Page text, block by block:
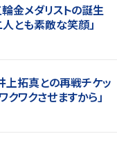
金メダリストの誕生
人とも素敵な笑顔」
上拓真との再戦チケッ
ワクさせますから」